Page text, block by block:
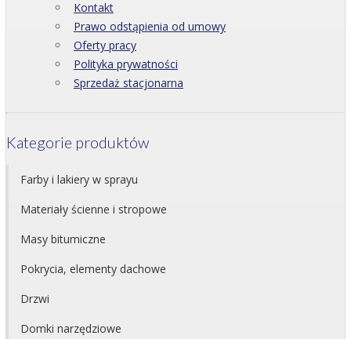
Kontakt
Prawo odstąpienia od umowy
Oferty pracy
Polityka prywatności
Sprzedaż stacjonarna
Kategorie produktów
Farby i lakiery w sprayu
Materiały ścienne i stropowe
Masy bitumiczne
Pokrycia, elementy dachowe
Drzwi
Domki narzędziowe